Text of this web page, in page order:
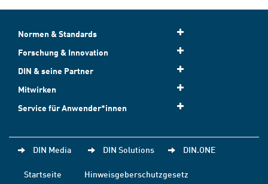
Normen & Standards
Forschung & Innovation
DIN & seine Partner
Mitwirken
Service für Anwender*innen
DIN Media DIN Solutions DIN.ONE
Startseite
Hinweisgeberschutzgesetz